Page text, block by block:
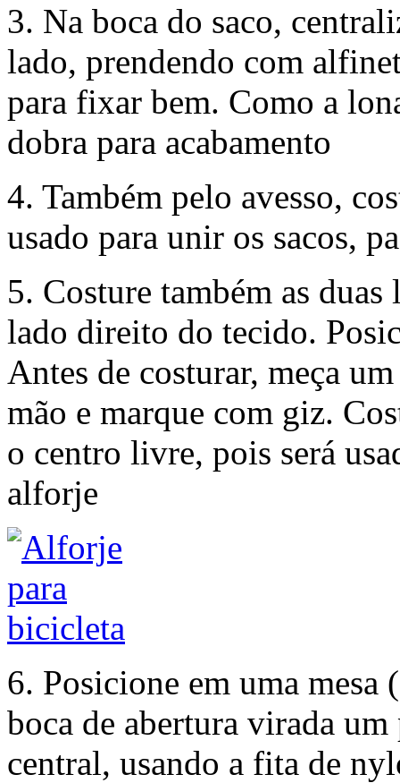
3. Na boca do saco,
lado, prendendo com
para fixar bem. Como a
dobra para acabamento
4. Também pelo avesso,
usado para unir os sacos,
5. Costure também as
lado direito do tecido.
Antes de costurar, meça
mão e marque com giz.
o centro livre, pois será
alforje
6. Posicione em uma mesa
boca de abertura virada
central, usando a fita de